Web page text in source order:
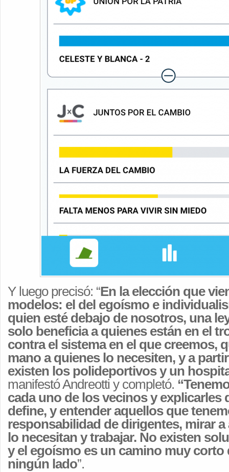
Y luego precisó: “En la elección que
modelos: el del egoísmo e
quien esté debajo de nosotros, una
solo beneficia a quienes están en el
contra el sistema en el que creemos,
mano a quienes lo necesiten, y a
existen los polideportivos y un
manifestó Andreotti y completó.
cada uno de los vecinos y explicarles
define, y entender aquellos que
responsabilidad de dirigentes, mirar
lo necesitan y trabajar. No existen
y el egoísmo es un camino muy corto
ningún lado”.